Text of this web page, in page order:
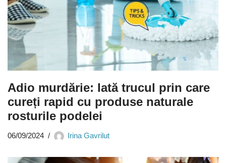
Adio murdărie: Iată trucul prin care
cureți rapid cu produse naturale
rosturile podelei
06/09/2024 Irina Gavrilut